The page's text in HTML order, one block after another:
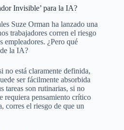
Invisible’ para la IA?
Suze Orman ha lanzado una
trabajadores corren el riesgo
empleadores. ¿Pero qué
la IA?
no está claramente definida,
ser fácilmente absorbida
tareas son rutinarias, si no
requiera pensamiento crítico
corres el riesgo de que un